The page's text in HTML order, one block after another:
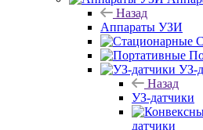
Назад
Аппараты УЗИ
УЗ-
Назад
УЗ-датчики
датчики